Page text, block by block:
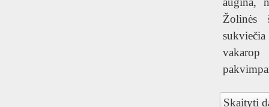
Žolinės
Skaityti